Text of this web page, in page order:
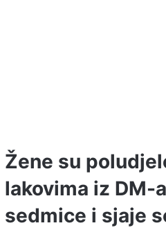
Žene su
lakovima iz DM-
sedmice i sjaje